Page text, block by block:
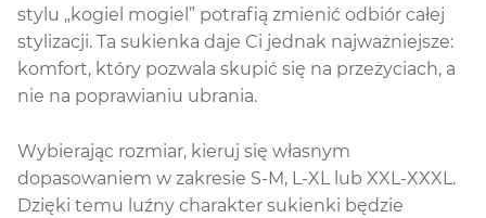
stylu „kogiel mogiel” potrafią zmienić odbiór całej
stylizacji. Ta sukienka daje Ci jednak najważniejsze:
komfort, który pozwala skupić się na przeżyciach, a
nie na poprawianiu ubrania.
Wybierając rozmiar, kieruj się własnym
dopasowaniem w zakresie S-M, L-XL lub XXL-XXXL.
Dzięki temu luźny charakter sukienki będzie